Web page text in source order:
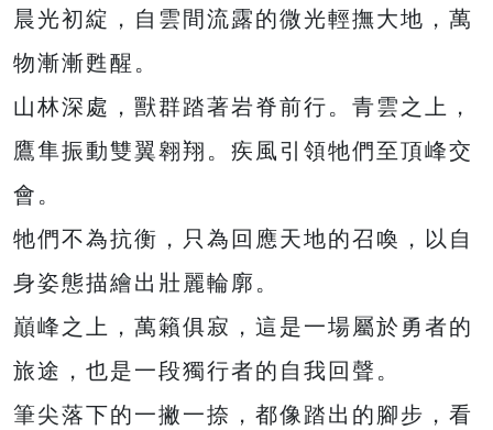
晨光初綻，自雲間流露的微光輕撫大地，萬
物漸漸甦醒。
山林深處，獸群踏著岩脊前行。青雲之上，
鷹隼振動雙翼翱翔。疾風引領牠們至頂峰交
會。
牠們不為抗衡，只為回應天地的召喚，以自
身姿態描繪出壯麗輪廓。
巔峰之上，萬籟俱寂，這是一場屬於勇者的
旅途，也是一段獨行者的自我回聲。
筆尖落下的一撇一捺，都像踏出的腳步，看